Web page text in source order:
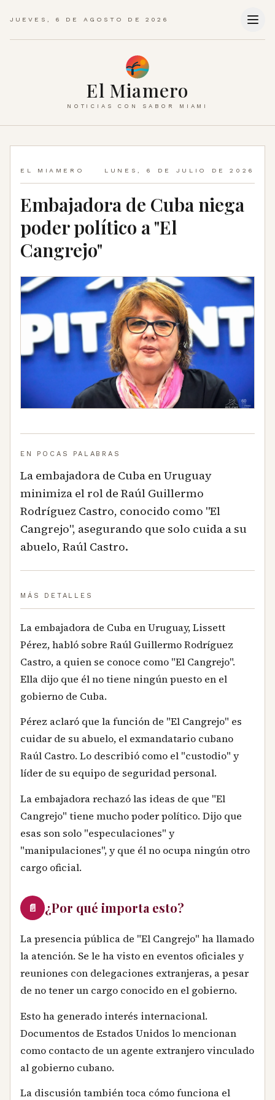
JUEVES, 6 DE AGOSTO DE 2026
El Miamero
NOTICIAS CON SABOR MIAMI
EL MIAMERO LUNES, 6 DE JULIO DE 2026
Embajadora de Cuba niega
poder político a "El
Cangrejo"
EN POCAS PALABRAS
La embajadora de Cuba en Uruguay
minimiza el rol de Raúl Guillermo
Rodríguez Castro, conocido como "El
Cangrejo", asegurando que solo cuida a su
abuelo, Raúl Castro.
MÁS DETALLES
La embajadora de Cuba en Uruguay, Lissett
Pérez, habló sobre Raúl Guillermo Rodríguez
Castro, a quien se conoce como "El Cangrejo".
Ella dijo que él no tiene ningún puesto en el
gobierno de Cuba.
Pérez aclaró que la función de "El Cangrejo" es
cuidar de su abuelo, el exmandatario cubano
Raúl Castro. Lo describió como el "custodio" y
líder de su equipo de seguridad personal.
La embajadora rechazó las ideas de que "El
Cangrejo" tiene mucho poder político. Dijo que
esas son solo "especulaciones" y
"manipulaciones", y que él no ocupa ningún otro
cargo oficial.
📄 ¿Por qué importa esto?
La presencia pública de "El Cangrejo" ha llamado
la atención. Se le ha visto en eventos oficiales y
reuniones con delegaciones extranjeras, a pesar
de no tener un cargo conocido en el gobierno.
Esto ha generado interés internacional.
Documentos de Estados Unidos lo mencionan
como contacto de un agente extranjero vinculado
al gobierno cubano.
La discusión también toca cómo funciona el